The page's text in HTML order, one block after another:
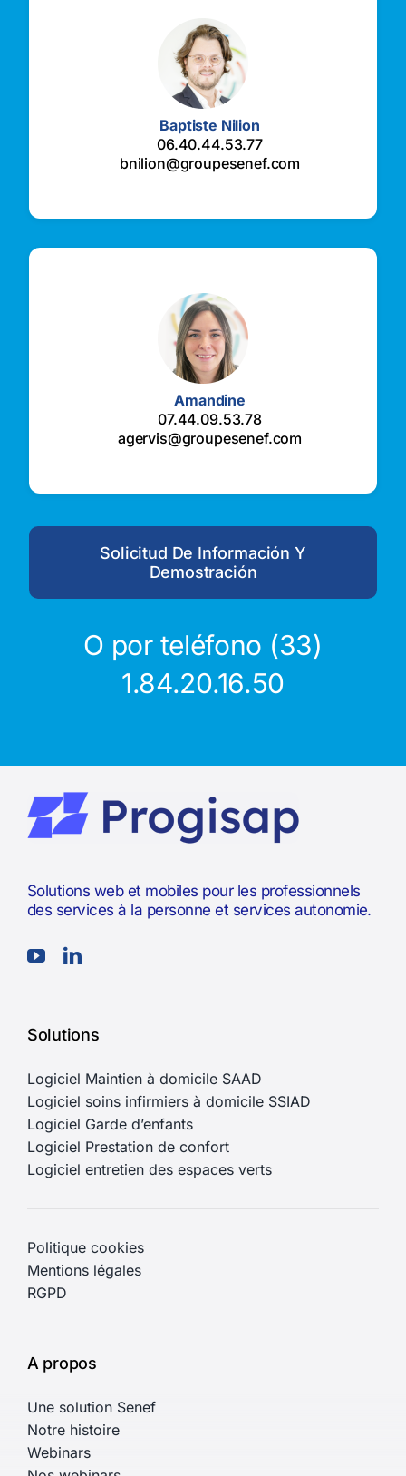
Baptiste Nilion
06.40.44.53.77
bnilion@groupesenef.com
Amandine
07.44.09.53.78
agervis@groupesenef.com
Solicitud De Información Y
Demostración
O por teléfono (33)
1.84.20.16.50
Solutions web et mobiles pour les professionnels
des services à la personne et services autonomie.
Solutions
Logiciel Maintien à domicile SAAD
Logiciel soins infirmiers à domicile SSIAD
Logiciel Garde d’enfants
Logiciel Prestation de confort
Logiciel entretien des espaces verts
Politique cookies
Mentions légales
RGPD
A propos
Une solution Senef
Notre histoire
Webinars